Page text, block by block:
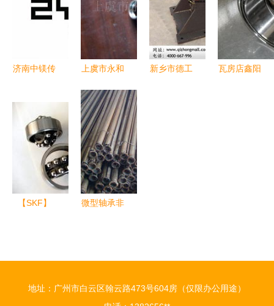
附属件的高
效解决方案
惠的优选方
济南中镁传
焦ZYS.T外
球面轴承附
属件为核心
的五大优势
区间
上虞市永和
– 轴承附属
件产品列表
及深度解析
新乡市德工
瓦房店鑫阳
【SKF】
械及行业设
微型轴承非
地址：广州市白云区翰云路473号604房（仅限办公用途）